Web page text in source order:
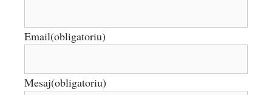
Email(obligatoriu)
Mesaj(obligatoriu)